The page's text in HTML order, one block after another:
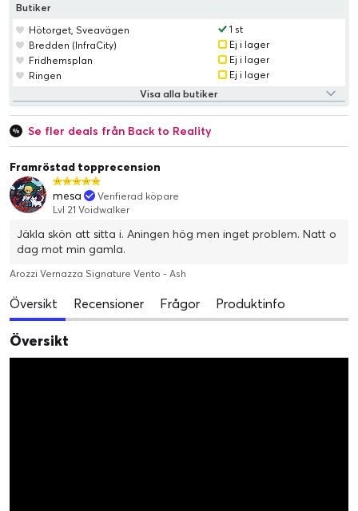
Butiker
Hötorget, Sveavägen
1 st
Bredden (InfraCity)
Ej i lager
Fridhemsplan
Ej i lager
Ringen
Ej i lager
Visa alla butiker
Se fler deals från Back to Reality
Framröstad topprecension
mesa
Verifierad köpare
Lvl 21 Voidwalker
Jäkla skön att sitta i. Aningen hög men inget problem. Natt o
dag mot min gamla.
Arozzi Vernazza Signature Vento - Ash
Översikt Recensioner Frågor Produktinfo
Översikt